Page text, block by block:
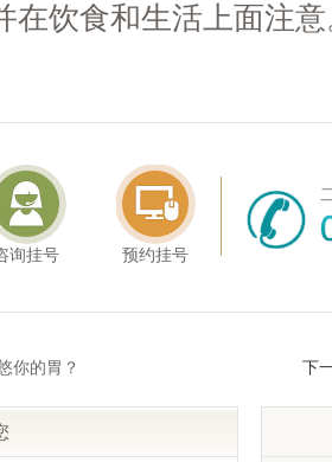
在饮食和生活上面注
询挂号 预约挂号
你的胃？ 下